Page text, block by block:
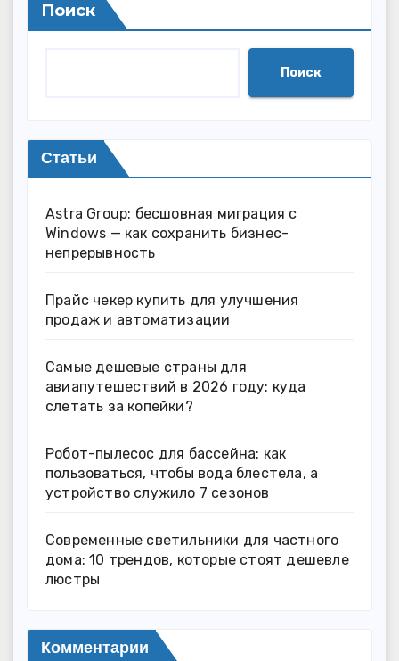
Поиск
Поиск
Статьи
Astra Group: бесшовная миграция с
Windows — как сохранить бизнес-
непрерывность
Прайс чекер купить для улучшения
продаж и автоматизации
Самые дешевые страны для
авиапутешествий в 2026 году: куда
слетать за копейки?
Робот-пылесос для бассейна: как
пользоваться, чтобы вода блестела, а
устройство служило 7 сезонов
Современные светильники для частного
дома: 10 трендов, которые стоят дешевле
люстры
Комментарии